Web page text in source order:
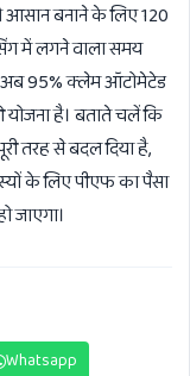
आसान बनाने के लिए 120
में लगने वाला समय
अब 95% क्लेम ऑटोमेटेड
है। बताते चलें कि
तरह से बदल दिया है,
के लिए पीएफ का पैसा
जाएगा।
Whatsapp